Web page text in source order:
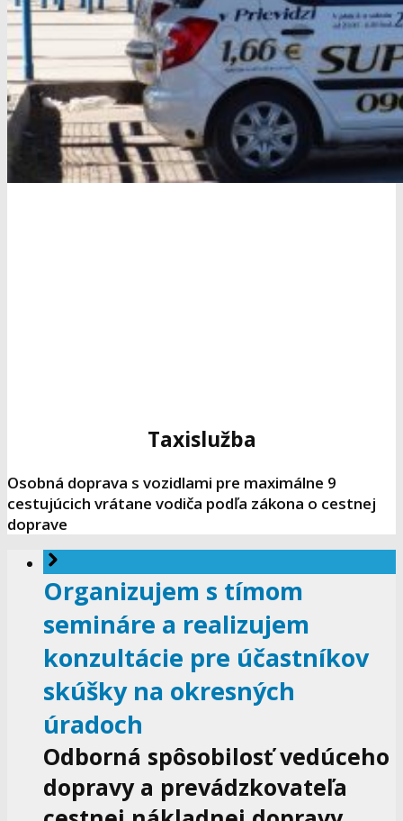
Taxislužba
Osobná doprava s vozidlami pre maximálne 9
cestujúcich vrátane vodiča podľa zákona o cestnej
doprave
Organizujem s tímom
semináre a realizujem
konzultácie pre účastníkov
skúšky na okresných
úradoch
Odborná spôsobilosť vedúceho
dopravy a prevádzkovateľa